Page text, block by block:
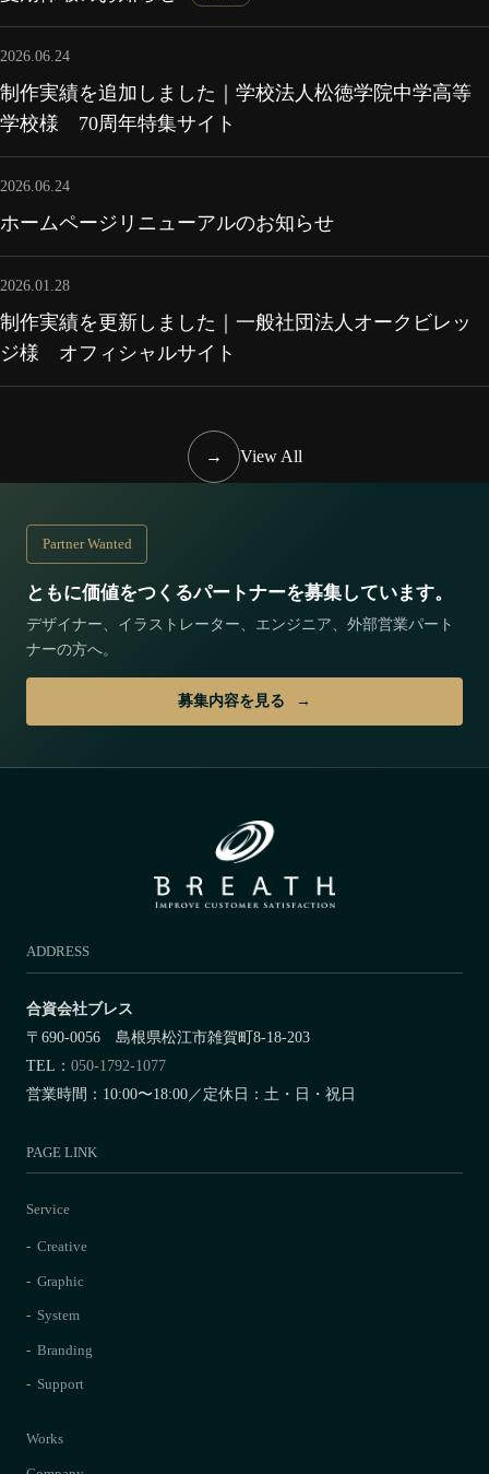
2026.06.24
制作実績を追加しました｜学校法人松徳学院中学高等
学校様 70周年特集サイト
2026.06.24
ホームページリニューアルのお知らせ
2026.01.28
制作実績を更新しました｜一般社団法人オークビレッ
ジ様 オフィシャルサイト
→ View All
Partner Wanted
ともに価値をつくるパートナーを募集しています。
デザイナー、イラストレーター、エンジニア、外部営業パート
ナーの方へ。
募集内容を見る
ADDRESS
合資会社ブレス
〒690-0056 島根県松江市雑賀町8-18-203
TEL： 050-1792-1077
営業時間：10:00〜18:00／定休日：土・日・祝日
PAGE LINK
Service
Creative
Graphic
System
Branding
Support
Works